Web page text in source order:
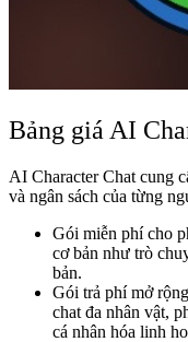
Bảng giá AI
AI Character Chat cung
và ngân sách của từng
Gói miễn phí cho
cơ bản như trò
bản.
Gói trả phí mở
chat đa nhân vật,
cá nhân hóa linh